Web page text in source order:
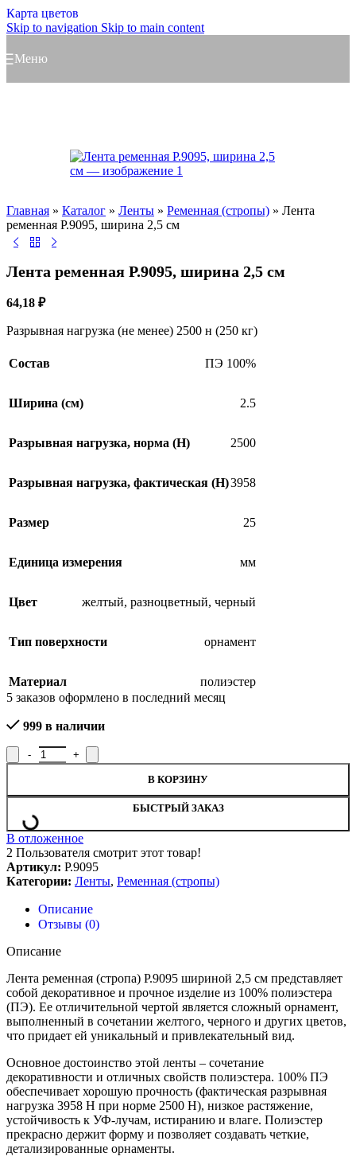
Карта цветов
Skip to navigation Skip to main content
Меню
Главная » Каталог » Ленты » Ременная (стропы) » Лента
ременная Р.9095, ширина 2,5 см
Лента ременная Р.9095, ширина 2,5 см
64,18 ₽
Разрывная нагрузка (не менее) 2500 н (250 кг)
Состав ПЭ 100%
Ширина (см) 2.5
Разрывная нагрузка, норма (H) 2500
Разрывная нагрузка, фактическая (H)3958
Размер 25
Единица измерения мм
Цвет желтый, разноцветный, черный
Тип поверхности орнамент
Материал
полиэстер
5 заказов оформлено в последний месяц
999 в наличии
Количество товара Лента ременная Р.9095, ширина 2,5 см
В КОРЗИНУ
БЫСТРЫЙ ЗАКАЗ
В отложенное
2 Пользователя смотрит этот товар!
Артикул: Р.9095
Категории: Ленты, Ременная (стропы)
Описание
Отзывы (0)
Описание
Лента ременная (стропа) Р.9095 шириной 2,5 см представляет
собой декоративное и прочное изделие из 100% полиэстера
(ПЭ). Ее отличительной чертой является сложный орнамент,
выполненный в сочетании желтого, черного и других цветов,
что придает ей уникальный и привлекательный вид.
Основное достоинство этой ленты – сочетание
декоративности и отличных свойств полиэстера. 100% ПЭ
обеспечивает хорошую прочность (фактическая разрывная
нагрузка 3958 H при норме 2500 H), низкое растяжение,
устойчивость к УФ-лучам, истиранию и влаге. Полиэстер
прекрасно держит форму и позволяет создавать четкие,
детализированные орнаменты.